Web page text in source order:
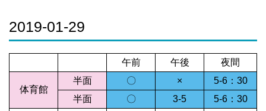
2019-01-29
午前 午後 夜間
体育館
半面 〇 ×
5-6：30
半面
〇 3-5
5-6：30